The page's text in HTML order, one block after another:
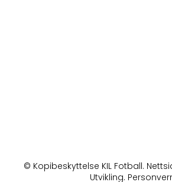
© Kopibeskyttelse KIL Fotball.
Utvikling.